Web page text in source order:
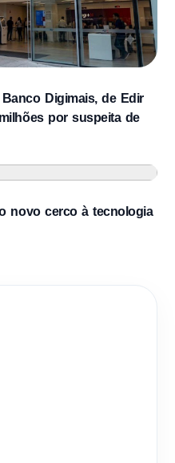
Digimais, de Edir
por suspeita de
novo cerco à tecnologia